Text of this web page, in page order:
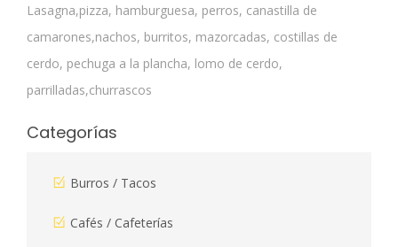
Lasagna,pizza, hamburguesa, perros, canastilla de
camarones,nachos, burritos, mazorcadas, costillas de
cerdo, pechuga a la plancha, lomo de cerdo,
parrilladas,churrascos
Categorías
Burros / Tacos
Cafés / Cafeterías